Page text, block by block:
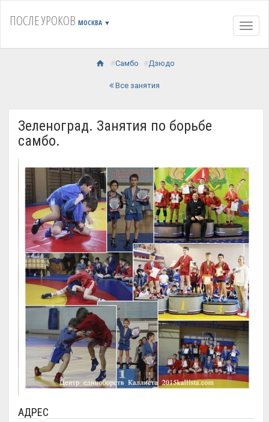
ПОСЛЕ УРОКОВ МОСКВА ▼
Самбо Дзюдо
Все занятия
Зеленоград. Занятия по борьбе
самбо.
АДРЕС